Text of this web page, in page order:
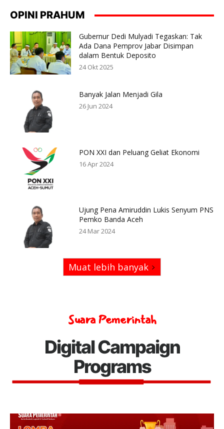
OPINI PRAHUM
Gubernur Dedi Mulyadi Tegaskan: Tak
Ada Dana Pemprov Jabar Disimpan
dalam Bentuk Deposito
24 Okt 2025
Banyak Jalan Menjadi Gila
26 Jun 2024
PON XXI dan Peluang Geliat Ekonomi
16 Apr 2024
Ujung Pena Amiruddin Lukis Senyum PNS
Pemko Banda Aceh
24 Mar 2024
Muat lebih banyak
Suara Pemerintah
Digital Campaign
Programs